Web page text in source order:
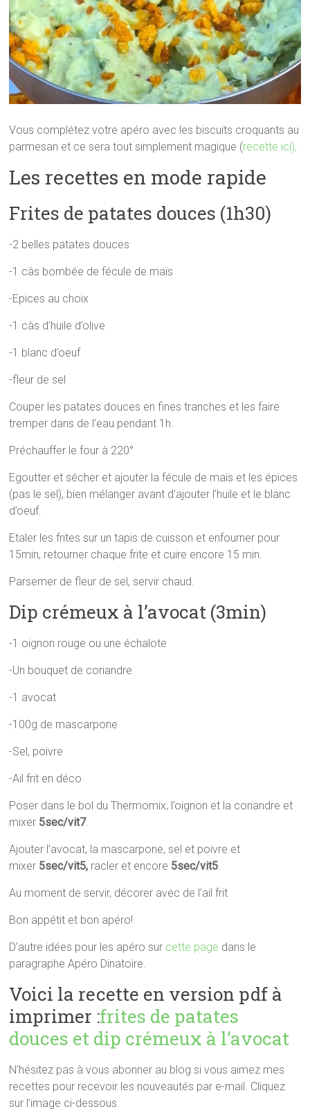
Vous complétez votre apéro avec les biscuits croquants au
parmesan et ce sera tout simplement magique (recette ici),
Les recettes en mode rapide
Frites de patates douces (1h30)
-2 belles patates douces
-1 càs bombée de fécule de maïs
-Epices au choix
-1 càs d’huile d’olive
-1 blanc d’oeuf
-fleur de sel
Couper les patates douces en fines tranches et les faire
tremper dans de l’eau pendant 1h.
Préchauffer le four à 220°
Egoutter et sécher et ajouter la fécule de maïs et les épices
(pas le sel), bien mélanger avant d’ajouter l’huile et le blanc
d’oeuf.
Etaler les frites sur un tapis de cuisson et enfourner pour
15min, retourner chaque frite et cuire encore 15 min.
Parsemer de fleur de sel, servir chaud.
Dip crémeux à l’avocat (3min)
-1 oignon rouge ou une échalote
-Un bouquet de coriandre
-1 avocat
-100g de mascarpone
-Sel, poivre
-Ail frit en déco
Poser dans le bol du Thermomix, l’oignon et la coriandre et
mixer 5sec/vit7.
Ajouter l’avocat, la mascarpone, sel et poivre et
mixer 5sec/vit5, racler et encore 5sec/vit5.
Au moment de servir, décorer avec de l’ail frit
Bon appétit et bon apéro!
D’autre idées pour les apéro sur cette page dans le
paragraphe Apéro Dinatoire.
Voici la recette en version pdf à
imprimer :frites de patates
douces et dip crémeux à l’avocat
N’hésitez pas à vous abonner au blog si vous aimez mes
recettes pour recevoir les nouveautés par e-mail. Cliquez
sur l’image ci-dessous.